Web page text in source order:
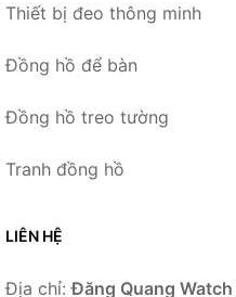
Thiết bị đeo thông minh
Đồng hồ để bàn
Đồng hồ treo tường
Tranh đồng hồ
LIÊN HỆ
Địa chỉ:Đăng Quang Watch